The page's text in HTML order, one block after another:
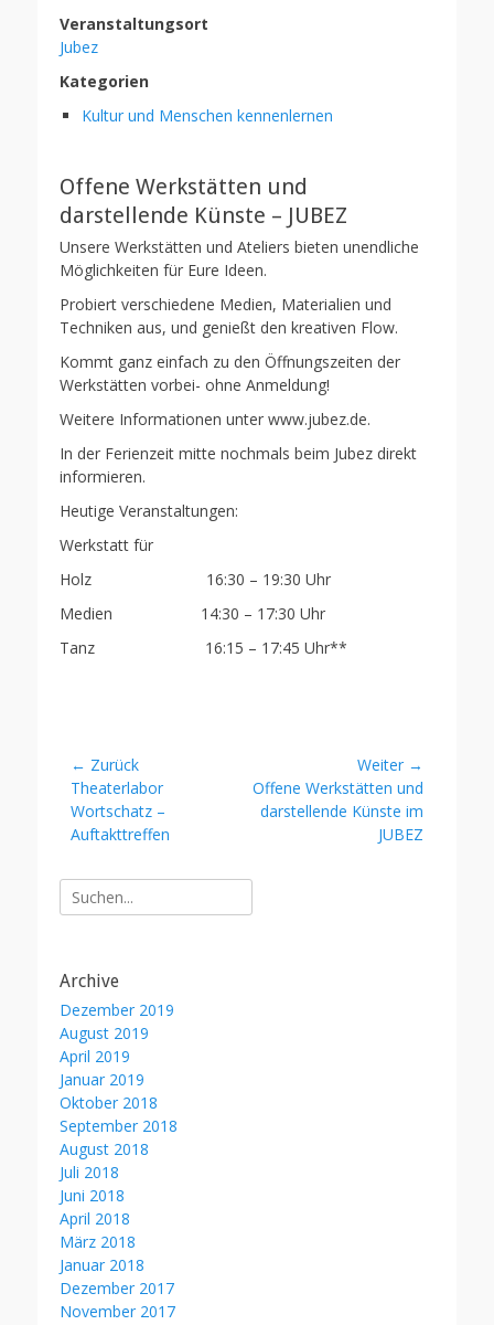
Veranstaltungsort
Jubez
Kategorien
Kultur und Menschen kennenlernen
Offene Werkstätten und
darstellende Künste – JUBEZ
Unsere Werkstätten und Ateliers bieten unendliche
Möglichkeiten für Eure Ideen.
Probiert verschiedene Medien, Materialien und
Techniken aus, und genießt den kreativen Flow.
Kommt ganz einfach zu den Öffnungszeiten der
Werkstätten vorbei- ohne Anmeldung!
Weitere Informationen unter www.jubez.de.
In der Ferienzeit mitte nochmals beim Jubez direkt
informieren.
Heutige Veranstaltungen:
Werkstatt für
Holz 16:30 – 19:30 Uhr
Medien 14:30 – 17:30 Uhr
Tanz 16:15 – 17:45 Uhr**
Beitragsnavigation
← Zurück
Vorheriger
Beitrag:
Theaterlabor
Wortschatz –
Auftakttreffen
Weiter →
Nächster
Beitrag:
Offene Werkstätten und
darstellende Künste im
JUBEZ
Suche
nach:
Archive
Dezember 2019
August 2019
April 2019
Januar 2019
Oktober 2018
September 2018
August 2018
Juli 2018
Juni 2018
April 2018
März 2018
Januar 2018
Dezember 2017
November 2017